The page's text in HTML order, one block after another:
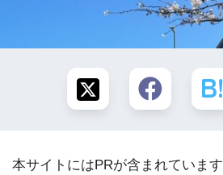
本サイトにはPRが含まれています